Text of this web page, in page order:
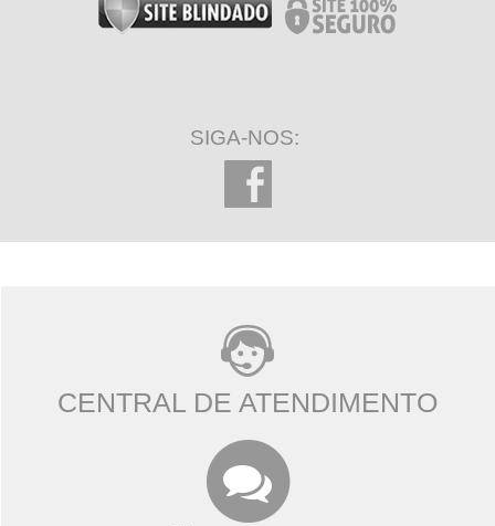
SIGA-NOS:
CENTRAL DE ATENDIMENTO